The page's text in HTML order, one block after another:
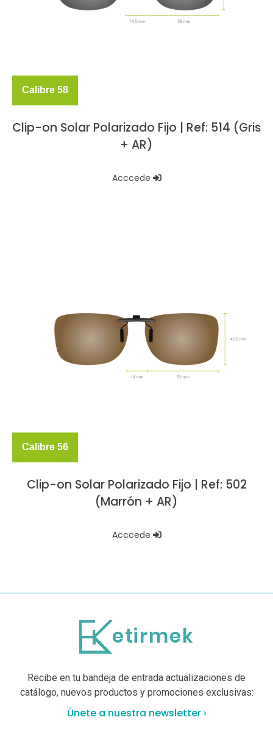
Calibre 58
Clip-on Solar Polarizado Fijo | Ref: 514 (Gris
+ AR)
Acccede
Calibre 56
Clip-on Solar Polarizado Fijo | Ref: 502
(Marrón + AR)
Acccede
Recibe en tu bandeja de entrada actualizaciones de
catálogo, nuevos productos y promociones exclusivas:
Únete a nuestra newsletter ›